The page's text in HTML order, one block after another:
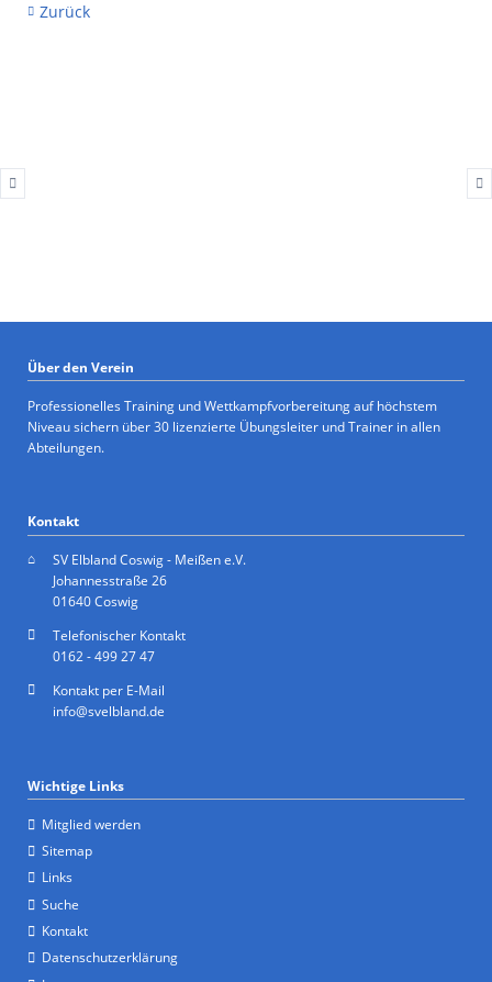
Zurück
Über den Verein
Professionelles Training und Wettkampfvorbereitung auf höchstem
Niveau sichern über 30 lizenzierte Übungsleiter und Trainer in allen
Abteilungen.
Kontakt
SV Elbland Coswig - Meißen e.V.
Johannesstraße 26
01640 Coswig
Telefonischer Kontakt
0162 - 499 27 47
Kontakt per E-Mail
info@svelbland.de
Wichtige Links
Mitglied werden
Sitemap
Links
Suche
Kontakt
Datenschutzerklärung